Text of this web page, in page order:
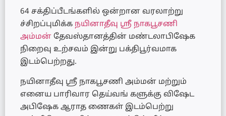
64 சக்திப்பீடங்களில் ஒன்றான வரலாற்று
ச்சிறப்புமிக்க நயினாதீவு ஸ்ரீ நாகபூசணி
அம்மன் தேவஸ்தானத்தின் மண்டலாபிஷேக
நிறைவு உற்சவம் இன்று பக்திபூர்வமாக
இடம்பெற்றது.
நயினாதீவு ஸ்ரீ நாகபூசணி அம்மன் மற்றும்
எனைய பாரிவார தெய்வங் களுக்கு விஷேட
அபிஷேக ஆராத ணைகள் இடம்பெற்று